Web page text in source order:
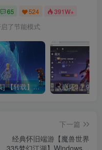
65 524 391W+
了节能模式
[一键安装] 【转载】原神3.4真端服务端+源码+配套客户端+详尽说明+GM工具+源码说明文件
下一篇
经典怀旧端游【魔兽世界